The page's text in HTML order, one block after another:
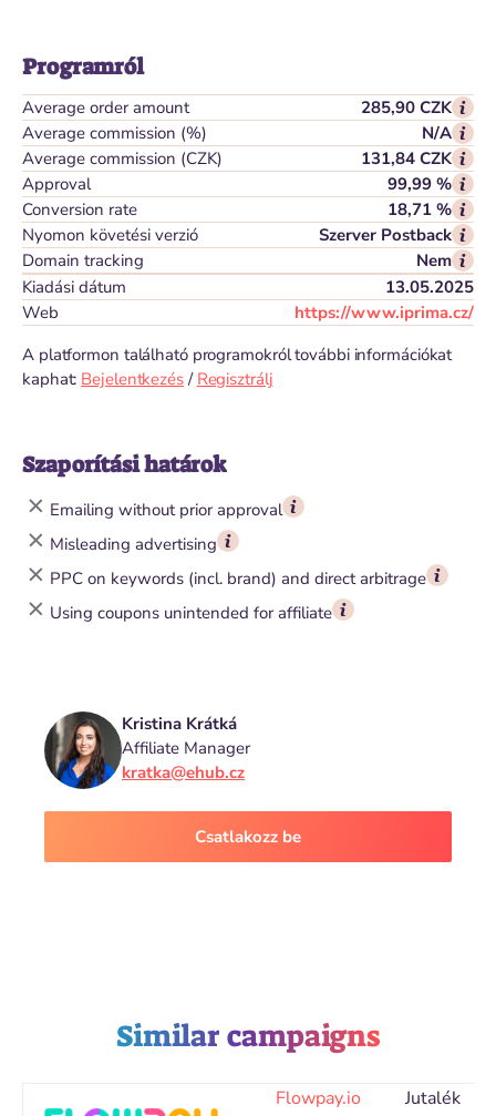
Programról
Average order amount
285,90 CZK
Average commission (%)
N/A
Average commission (CZK)
131,84 CZK
Approval
99,99 %
Conversion rate
18,71 %
Nyomon követési verzió
Szerver Postback
Domain tracking
Nem
Kiadási dátum
13.05.2025
Web
https://www.iprima.cz/
A platformon található programokról további információkat
kaphat: Bejelentkezés/ Regisztrálj
Szaporítási határok
Emailing without prior approval
Misleading advertising
PPC on keywords (incl. brand) and direct arbitrage
Using coupons unintended for affiliate
Kristina Krátká
Affiliate Manager
kratka@ehub.cz
Csatlakozz be
Similar campaigns
Flowpay.io
Jutalék